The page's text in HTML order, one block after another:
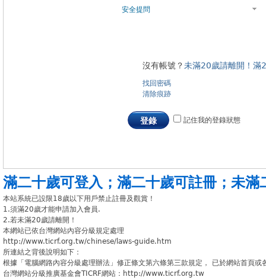
安全提問
沒有帳號？未滿20歲請離開！滿
找回密碼
清除痕跡
登錄 記住我的登錄狀態
滿二十歲可登入 ； 滿二十歲可註冊 ； 未滿
本站系統已設限18歲以下用戶禁止註冊及觀賞！
1.須滿20歲才能申請加入會員.
2.若未滿20歲請離開！
本網站已依台灣網站內容分級規定處理
http://www.ticrf.org.tw/chinese/laws-guide.htm
所連結之背後說明如下：
根據「電腦網路內容分級處理辦法」修正條文第六條第三款規定， 已於網站首頁
台灣網站分級推廣基金會TICRF網站：http://www.ticrf.org.tw